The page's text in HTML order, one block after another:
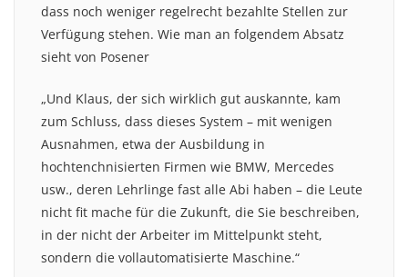
dass noch weniger regelrecht bezahlte Stellen zur
Verfügung stehen. Wie man an folgendem Absatz
sieht von Posener
„Und Klaus, der sich wirklich gut auskannte, kam
zum Schluss, dass dieses System – mit wenigen
Ausnahmen, etwa der Ausbildung in
hochtenchnisierten Firmen wie BMW, Mercedes
usw., deren Lehrlinge fast alle Abi haben – die Leute
nicht fit mache für die Zukunft, die Sie beschreiben,
in der nicht der Arbeiter im Mittelpunkt steht,
sondern die vollautomatisierte Maschine.“